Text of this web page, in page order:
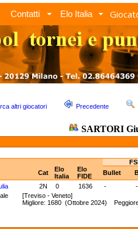
Contatti Elo Italia
altri giocatori Precedente
SARTORI
Cat
Elo
Italia
Elo
FIDE
Bullet
2N 0 1636 -
-
[Treviso - Veneto]
Migliore: 1680 (Ottobre 2024)